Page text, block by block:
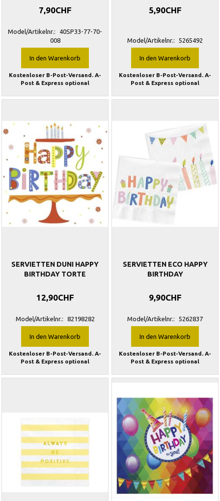
7,90CHF
Model/Artikelnr.:
40SP33-77-70-
008
In den Warenkorb
Kostenloser B-Post-Versand. A-
Post & Express optional
5,90CHF
Model/Artikelnr.: 5265492
In den Warenkorb
Kostenloser B-Post-Versand. A-
Post & Express optional
SERVIETTEN DUNI HAPPY
BIRTHDAY TORTE
12,90CHF
Model/Artikelnr.: 82198282
In den Warenkorb
Kostenloser B-Post-Versand. A-
Post & Express optional
SERVIETTEN ECO HAPPY
BIRTHDAY
9,90CHF
Model/Artikelnr.: 5262837
In den Warenkorb
Kostenloser B-Post-Versand. A-
Post & Express optional